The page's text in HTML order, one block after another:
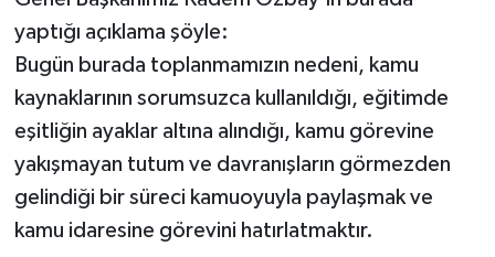
yaptığı açıklama şöyle:
Bugün burada toplanmamızın nedeni, kamu
kaynaklarının sorumsuzca kullanıldığı, eğitimde
eşitliğin ayaklar altına alındığı, kamu görevine
yakışmayan tutum ve davranışların görmezden
gelindiği bir süreci kamuoyuyla paylaşmak ve
kamu idaresine görevini hatırlatmaktır.